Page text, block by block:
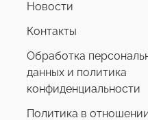
Новости
Контакты
Обработка
данных и политика
конфиденциальности
Политика в